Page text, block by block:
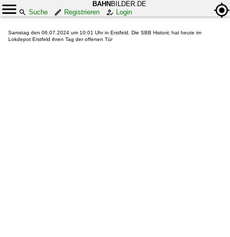
BAHN BILDER.DE
Suche
Registrieren Login
Samstag den 06.07.2024 um 10:01 Uhr in Erstfeld. Die SBB Historic hat heute im
Lokdepot Erstfeld ihren Tag der offenen Tür